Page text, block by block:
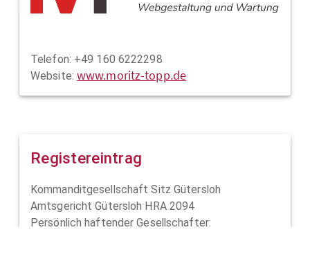
Telefon: +49 160 6222298
Website:www.moritz-topp.de
Registereintrag
Kommanditgesellschaft Sitz Gütersloh
Amtsgericht Gütersloh HRA 2094
Persönlich haftender Gesellschafter: